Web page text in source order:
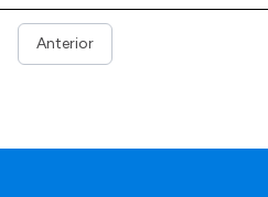
Anterior